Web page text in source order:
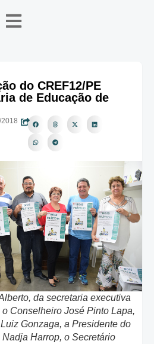
do CREF12/PE
de Educação de
da secretaria executiva
o Conselheiro José Pinto Lapa,
Gonzaga, a Presidente do
Harrop, o Secretário